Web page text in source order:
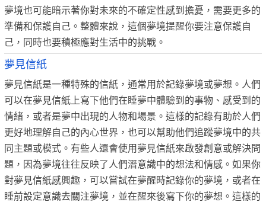
夢境也可能暗示著你對未來的不確定性感到擔憂，需要更多的
準備和保護自己。整體來說，這個夢境提醒你要注意保護自
己，同時也要積極應對生活中的挑戰。
夢見信紙
夢見信紙是一種特殊的信紙，通常用於記錄夢境或夢想。人們
可以在夢見信紙上寫下他們在睡夢中體驗到的事物、感受到的
情緒，或者是夢中出現的人物和場景。這樣的記錄有助於人們
更好地理解自己的內心世界，也可以幫助他們追蹤夢境中的共
同主題或模式。有些人還會使用夢見信紙來啟發創意或解決問
題，因為夢境往往反映了人們潛意識中的想法和情感。如果你
對夢見信紙感興趣，可以嘗試在夢醒時記錄你的夢境，或者在
睡前設定意識去關注夢境，並在醒來後寫下你的夢想。這樣的